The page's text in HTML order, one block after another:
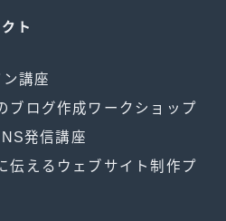
ト
講座
ブログ作成ワークショップ
発信講座
伝えるウェブサイト制作プ